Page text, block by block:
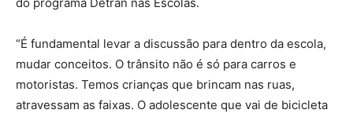
“É fundamental levar a discussão para dentro da escola,
mudar conceitos. O trânsito não é só para carros e
motoristas. Temos crianças que brincam nas ruas,
atravessam as faixas. O adolescente que vai de bicicleta